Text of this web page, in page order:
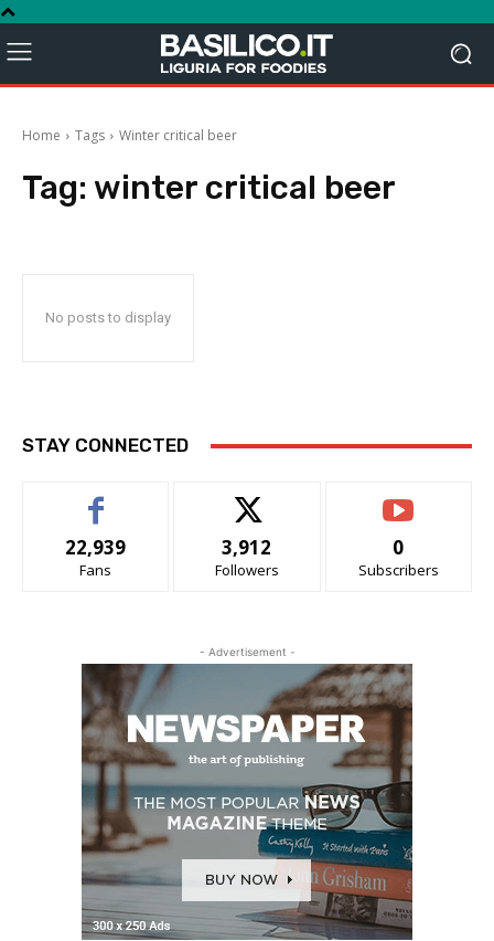
Home Tags Winter critical beer
Tag: winter critical beer
No posts to display
STAY CONNECTED
22,939
Fans
3,912
Followers
0
Subscribers
- Advertisement -